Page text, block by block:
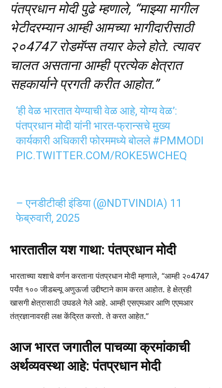
पंतप्रधान मोदी पुढे म्हणाले, “माझ्या मागील
भेटीदरम्यान आम्ही आमच्या भागीदारीसाठी
२०4747 रोडमॅप्स तयार केले होते. त्यावर
चालत असताना आम्ही प्रत्येक क्षेत्रात
सहकार्याने प्रगती करीत आहोत.”
‘ही वेळ भारतात येण्याची वेळ आहे, योग्य वेळ’:
पंतप्रधान मोदी यांनी भारत-फ्रान्सचे मुख्य
कार्यकारी अधिकारी फोरममध्ये बोलले #PMMODI
PIC.TWITTER.COM/ROKE5WCHEQ
– एनडीटीव्ही इंडिया (@NDTVINDIA) 11
फेब्रुवारी, 2025
भारतातील यश गाथा: पंतप्रधान मोदी
भारताच्या यशाचे वर्णन करताना पंतप्रधान मोदी म्हणाले, “आम्ही २०4747
पर्यंत १०० जीडब्ल्यू अणुऊर्जा उद्दीष्टाने काम करत आहोत. हे क्षेत्रही
खासगी क्षेत्रासाठी उघडले गेले आहे. आम्ही एसएमआर आणि एएमआर
तंत्रज्ञानावरही लक्ष केंद्रित करतो. ते करत आहेत.”
आज भारत जगातील पाचव्या क्रमांकाची
अर्थव्यवस्था आहे: पंतप्रधान मोदी